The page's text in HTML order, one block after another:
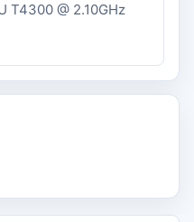
T4300 @ 2.10GHz